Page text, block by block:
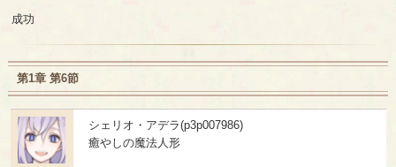
成功
第1章 第6節
シェリオ・アデラ(p3p007986)
癒やしの魔法人形